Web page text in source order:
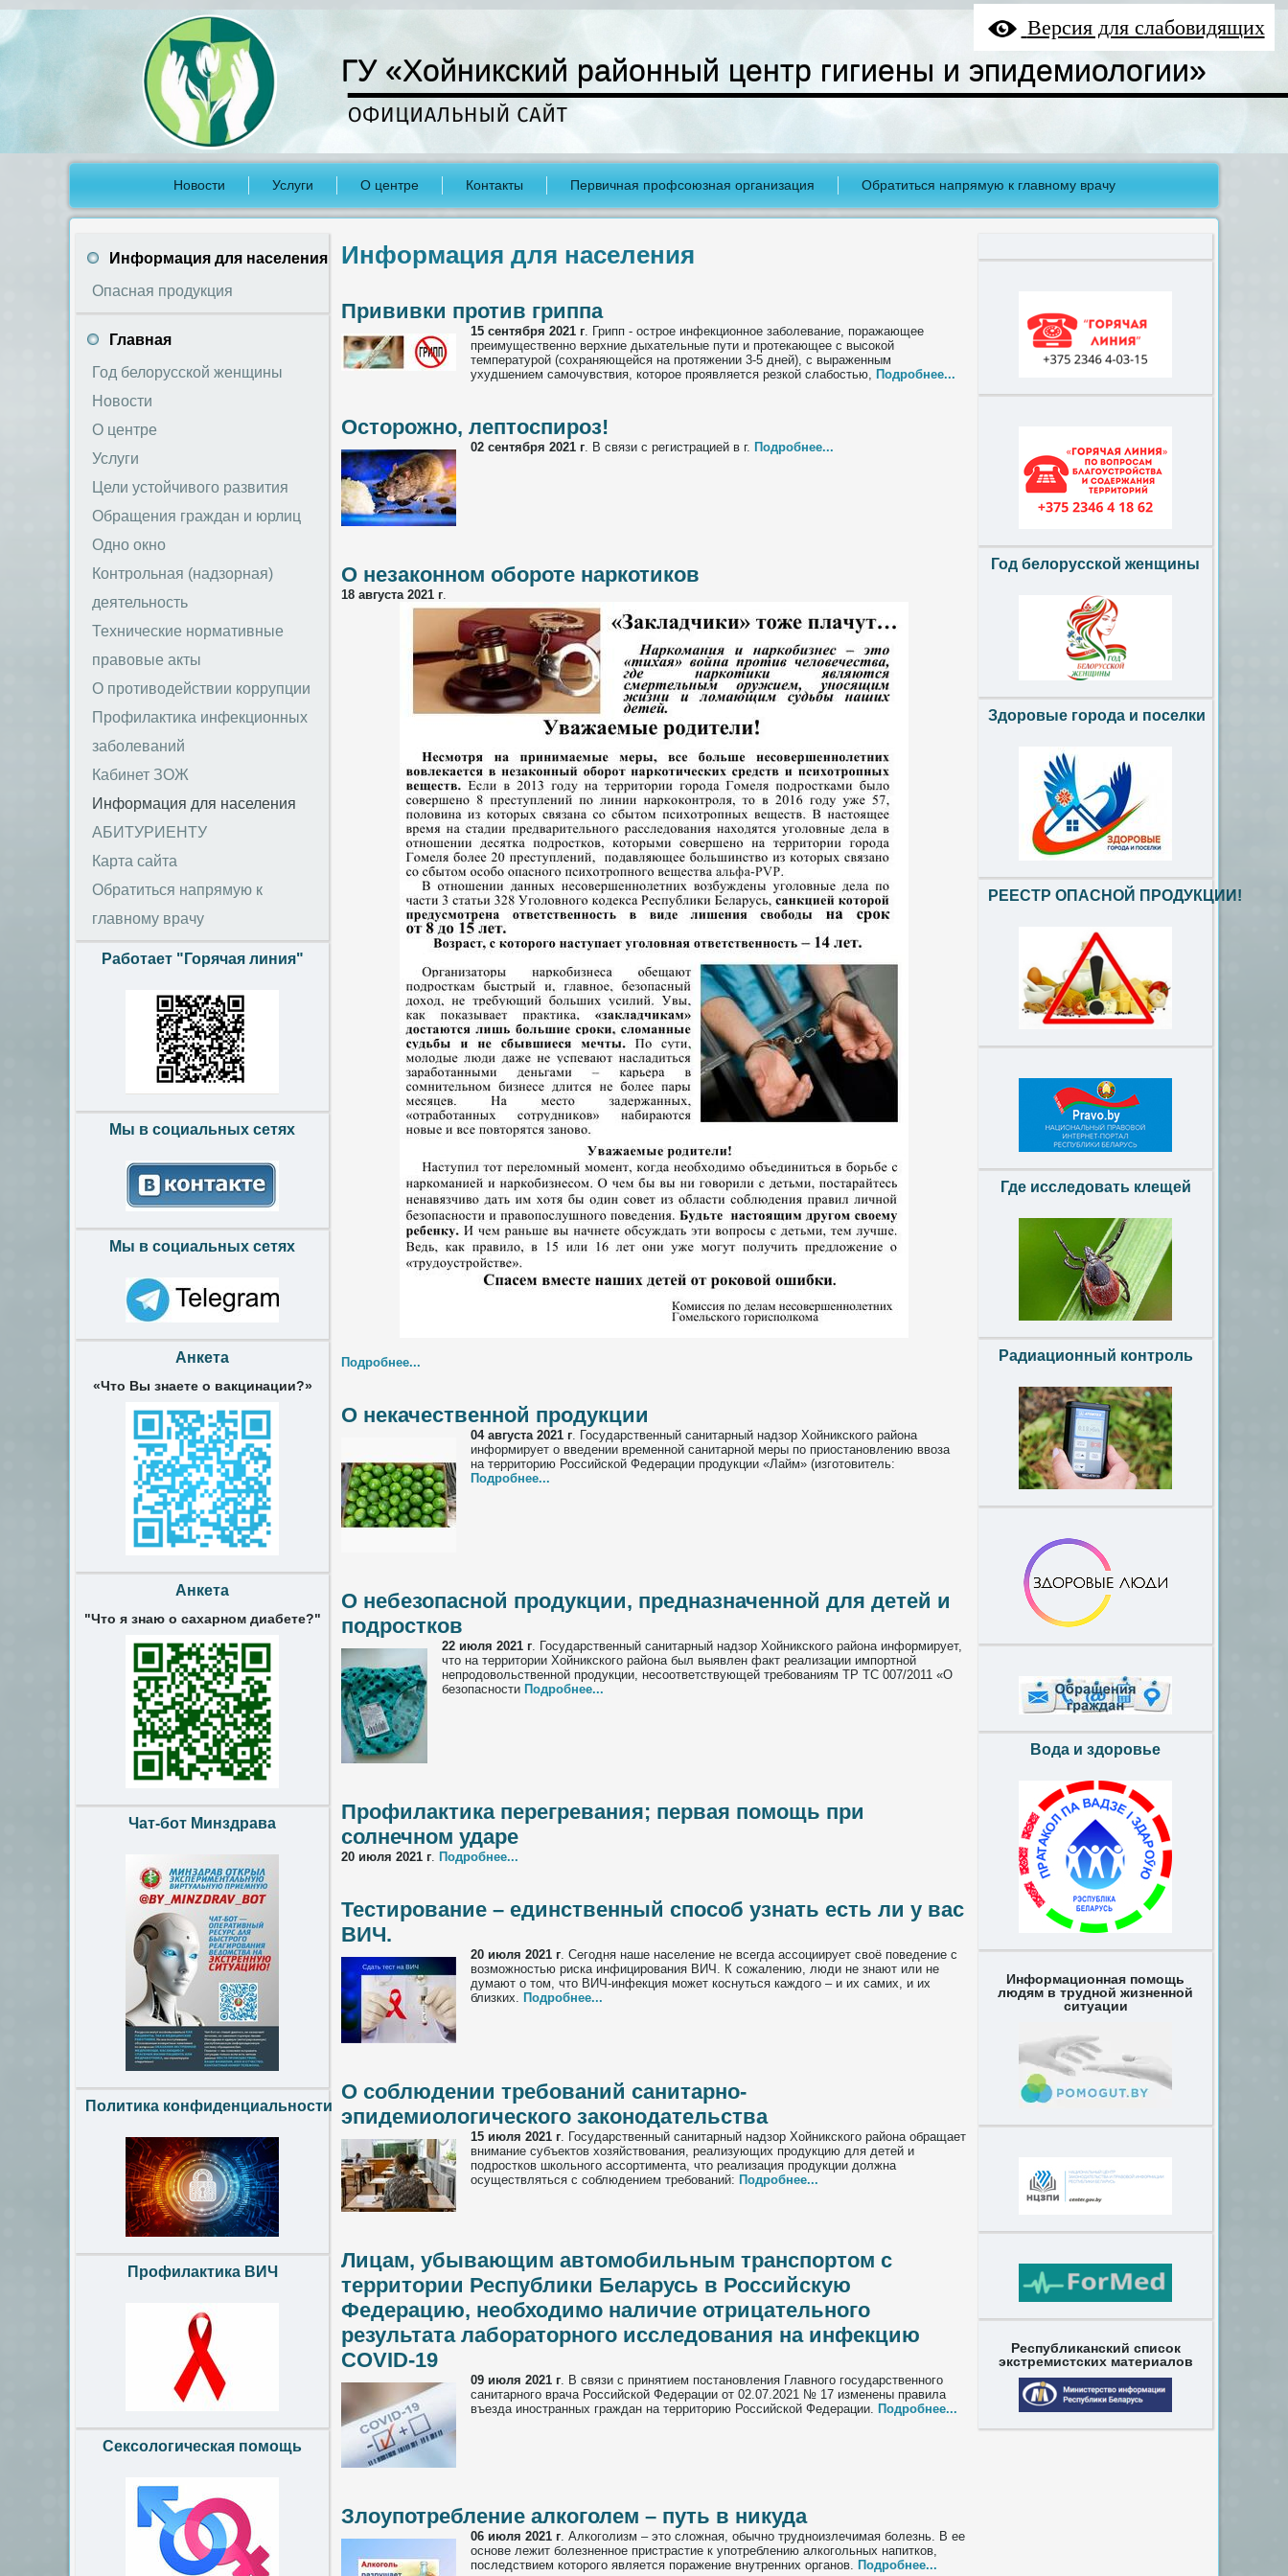
Версия для слабовидящих
ГУ «Хойникский районный центр гигиены и эпидемиологии»
Новости Услуги О центре Контакты Первичная профсоюзная организация Обратиться напрямую к главному врачу
Информация для населения
Опасная продукция
Главная
Год белорусской женщины
Новости
О центре
Услуги
Цели устойчивого развития
Обращения граждан и юрлиц
Одно окно
Контрольная (надзорная)
деятельность
Технические нормативные
правовые акты
О противодействии коррупции
Профилактика инфекционных
заболеваний
Кабинет ЗОЖ
Информация для населения
АБИТУРИЕНТУ
Карта сайта
Обратиться напрямую к
главному врачу
Работает "Горячая линия"
Мы в социальных сетях
Мы в социальных сетях
Анкета
«Что Вы знаете о вакцинации?»
Анкета
"Что я знаю о сахарном диабете?"
Чат-бот Минздрава
Политика конфиденциальности
Профилактика ВИЧ
Сексологическая помощь
Информация для населения
Прививки против гриппа
15 сентября 2021 г. Грипп - острое инфекционное заболевание, поражающее
преимущественно верхние дыхательные пути и протекающее с высокой
температурой (сохраняющейся на протяжении 3-5 дней), с выраженным
ухудшением самочувствия, которое проявляется резкой слабостью, Подробнее...
Осторожно, лептоспироз!
02 сентября 2021 г. В связи с регистрацией в г. Подробнее...
О незаконном обороте наркотиков
18 августа 2021 г.
Подробнее...
О некачественной продукции
04 августа 2021 г. Государственный санитарный надзор Хойникского района
информирует о введении временной санитарной меры по приостановлению ввоза
на территорию Российской Федерации продукции «Лайм» (изготовитель:
Подробнее...
О небезопасной продукции, предназначенной для детей и
подростков
22 июля 2021 г. Государственный санитарный надзор Хойникского района информирует,
что на территории Хойникского района был выявлен факт реализации импортной
непродовольственной продукции, несоответствующей требованиям ТР ТС 007/2011 «О
безопасности Подробнее...
Профилактика перегревания; первая помощь при
солнечном ударе
20 июля 2021 г. Подробнее...
Тестирование – единственный способ узнать есть ли у вас
ВИЧ.
20 июля 2021 г. Сегодня наше население не всегда ассоциирует своё поведение с
возможностью риска инфицирования ВИЧ. К сожалению, люди не знают или не
думают о том, что ВИЧ-инфекция может коснуться каждого – и их самих, и их
близких. Подробнее...
О соблюдении требований санитарно-
эпидемиологического законодательства
15 июля 2021 г. Государственный санитарный надзор Хойникского района обращает
внимание субъектов хозяйствования, реализующих продукцию для детей и
подростков школьного ассортимента, что реализация продукции должна
осуществляться с соблюдением требований: Подробнее...
Лицам, убывающим автомобильным транспортом с
территории Республики Беларусь в Российскую
Федерацию, необходимо наличие отрицательного
результата лабораторного исследования на инфекцию
COVID-19
09 июля 2021 г. В связи с принятием постановления Главного государственного
санитарного врача Российской Федерации от 02.07.2021 № 17 изменены правила
въезда иностранных граждан на территорию Российской Федерации. Подробнее...
Злоупотребление алкоголем – путь в никуда
06 июля 2021 г. Алкоголизм – это сложная, обычно трудноизлечимая болезнь. В ее
основе лежит болезненное пристрастие к употреблению алкогольных напитков,
последствием которого является поражение внутренних органов. Подробнее...
Год белорусской женщины
Здоровые города и поселки
РЕЕСТР ОПАСНОЙ ПРОДУКЦИИ!
Где исследовать клещей
Радиационный контроль
Вода и здоровье
Информационная помощь
людям в трудной жизненной
ситуации
Республиканский список
экстремистских материалов